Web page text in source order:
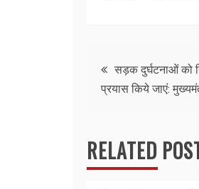
b
o
k
A
p
Post
navigation
सड़क दुर्घटनाओं को
प्रयास किये जाएं:
RELATED